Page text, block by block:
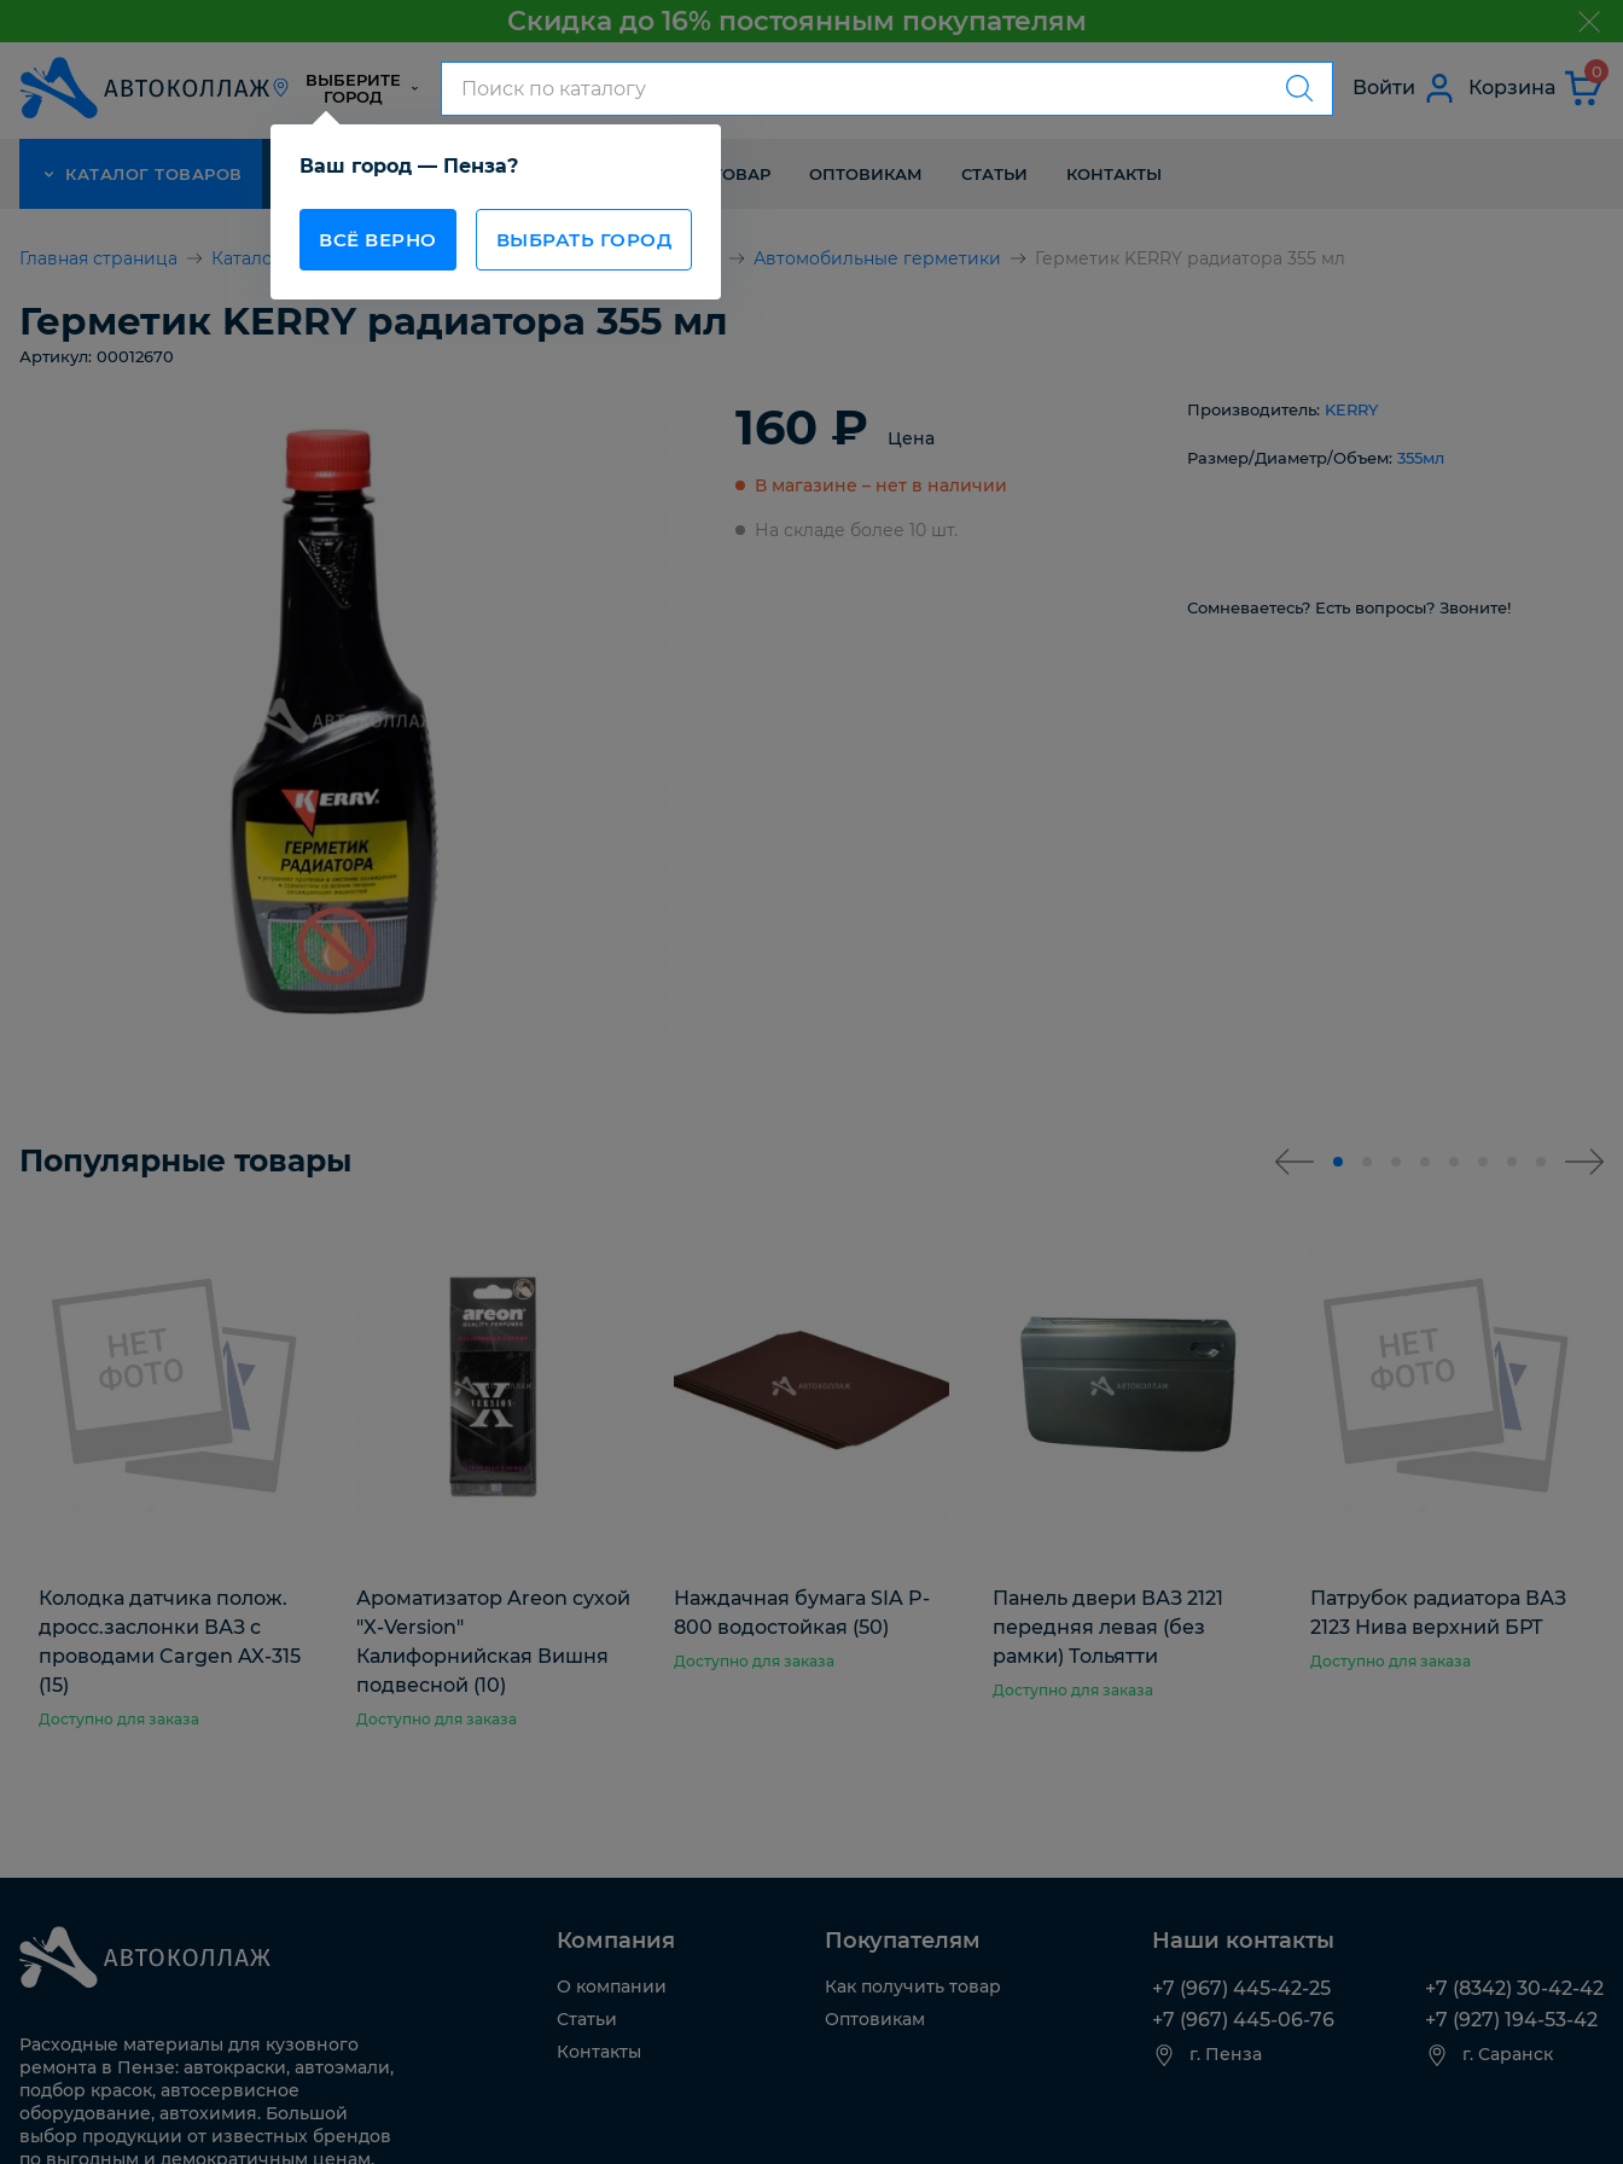
Скидка до 16% постоянным покупателям
ВЫБЕРИТЕ
ГОРОД
Ваш город — Пенза?
ВСЁ ВЕРНО ВЫБРАТЬ ГОРОД
Войти Корзина
0
КАТАЛОГ ТОВАРОВ АКЦИЯ О КОМПАНИИ КАК ПОЛУЧИТЬ ТОВАР ОПТОВИКАМ СТАТЬИ КОНТАКТЫ
Главная страница Каталог товаров Автомобильные герметики Герметик KERRY радиатора 355 мл
Герметик KERRY радиатора 355 мл
Артикул: 00012670
160 ₽ Цена
В магазине – нет в наличии
На складе более 10 шт.
Производитель: KERRY
Размер/Диаметр/Объем: 355мл
Сомневаетесь? Есть вопросы? Звоните!
Популярные товары
Колодка датчика полож.
дросс.заслонки ВАЗ с
проводами Cargen AX-315
(15)
Доступно для заказа
Ароматизатор Areon сухой
"X-Version"
Калифорнийская Вишня
подвесной (10)
Доступно для заказа
Наждачная бумага SIA P-
800 водостойкая (50)
Доступно для заказа
Панель двери ВАЗ 2121
передняя левая (без
рамки) Тольятти
Доступно для заказа
Патрубок радиатора ВАЗ
2123 Нива верхний БРТ
Доступно для заказа
Расходные материалы для кузовного
ремонта в Пензе: автокраски, автоэмали,
подбор красок, автосервисное
оборудование, автохимия. Большой
выбор продукции от известных брендов
по выгодным и демократичным ценам.
Компания
О компании
Статьи
Контакты
Покупателям
Как получить товар
Оптовикам
Наши контакты
+7 (967) 445-42-25
+7 (967) 445-06-76
г. Пенза
+7 (8342) 30-42-42
+7 (927) 194-53-42
г. Саранск